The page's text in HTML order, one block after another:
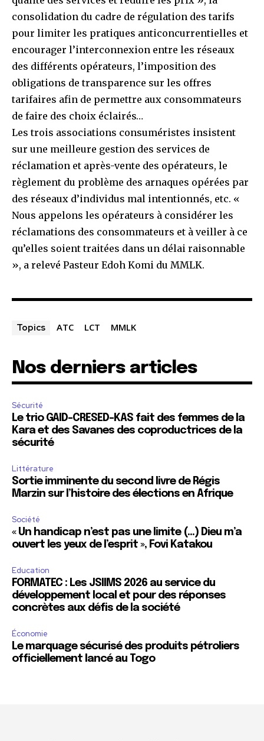
consolidation du cadre de régulation des tarifs
pour limiter les pratiques anticoncurrentielles et
encourager l’interconnexion entre les réseaux
des différents opérateurs, l’imposition des
obligations de transparence sur les offres
tarifaires afin de permettre aux consommateurs
de faire des choix éclairés…
Les trois associations consuméristes insistent
sur une meilleure gestion des services de
réclamation et après-vente des opérateurs, le
règlement du problème des arnaques opérées par
des réseaux d’individus mal intentionnés, etc. «
Nous appelons les opérateurs à considérer les
réclamations des consommateurs et à veiller à ce
qu’elles soient traitées dans un délai raisonnable
», a relevé Pasteur Edoh Komi du MMLK.
Topics ATC LCT MMLK
Nos derniers articles
Sécurité
Le trio GAID-CRESED-KAS fait des femmes de la
Kara et des Savanes des coproductrices de la
sécurité
Littérature
Sortie imminente du second livre de Régis
Marzin sur l’histoire des élections en Afrique
Société
« Un handicap n’est pas une limite (…) Dieu m’a
ouvert les yeux de l’esprit », Fovi Katakou
Education
FORMATEC : Les JSIIMS 2026 au service du
développement local et pour des réponses
concrètes aux défis de la société
Économie
Le marquage sécurisé des produits pétroliers
officiellement lancé au Togo